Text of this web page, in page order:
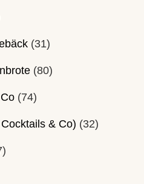
(31)
(80)
(74)
& Co) (32)